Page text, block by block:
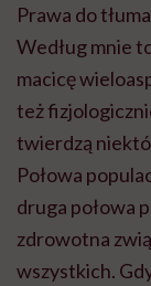
Prawa do
Według mnie
macicę
też
twierdzą
Połowa
druga połowa
zdrowotna
wszystkich.